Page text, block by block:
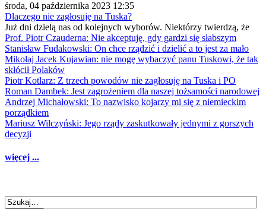
środa, 04 października 2023 12:35
Dlaczego nie zagłosuję na Tuska?
Już dni dzielą nas od kolejnych wyborów. Niektórzy twierdzą, że
Prof. Piotr Czauderna: Nie akceptuję, gdy gardzi się słabszym
Stanisław Fudakowski: On chce rządzić i dzielić a to jest za mało
Mikołaj Jacek Kujawian: nie mogę wybaczyć panu Tuskowi, że tak
skłócił Polaków
Piotr Kotlarz: Z trzech powodów nie zagłosuję na Tuska i PO
Roman Dambek: Jest zagrożeniem dla naszej tożsamości narodowej
Andrzej Michałowski: To nazwisko kojarzy mi się z niemieckim
porządkiem
Mariusz Wilczyński: Jego rządy zaskutkowały jednymi z gorszych
decyzji
więcej ...